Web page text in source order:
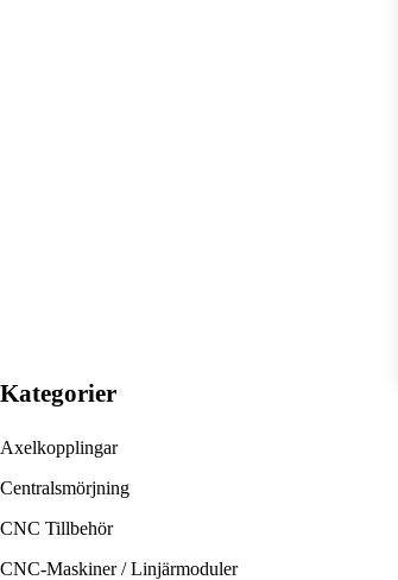
Kategorier
Axelkopplingar
Centralsmörjning
CNC Tillbehör
CNC-Maskiner / Linjärmoduler